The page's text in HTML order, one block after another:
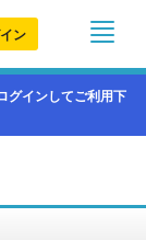
ン
グインしてご利用下